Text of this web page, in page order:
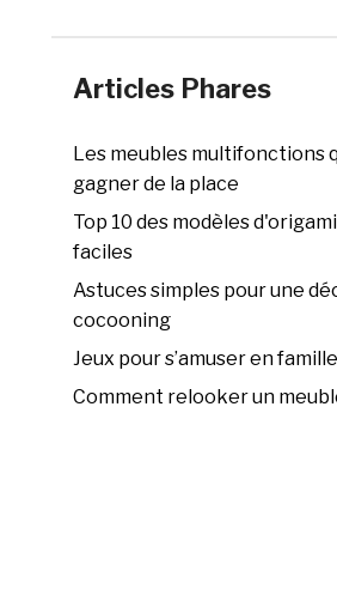
Articles Phares
Les meubles multifonctions
gagner de la place
Top 10 des modèles
faciles
Astuces simples pour une
cocooning
Jeux pour s’amuser en
Comment relooker un